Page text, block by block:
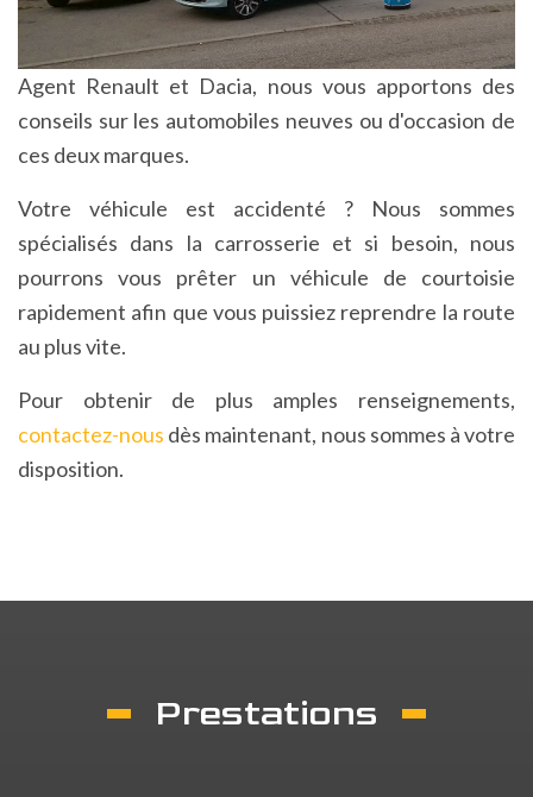
Agent Renault et Dacia, nous vous apportons des
conseils sur les automobiles neuves ou d'occasion de
ces deux marques.
Votre véhicule est accidenté ? Nous sommes
spécialisés dans la carrosserie et si besoin, nous
pourrons vous prêter un véhicule de courtoisie
rapidement afin que vous puissiez reprendre la route
au plus vite.
Pour obtenir de plus amples renseignements,
contactez-nous dès maintenant, nous sommes à votre
disposition.
Prestations